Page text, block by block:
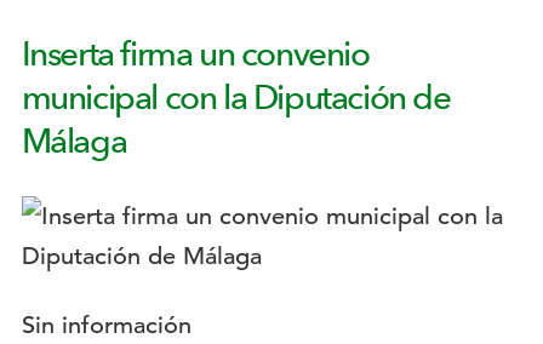
Inserta firma un convenio
municipal con la Diputación de
Málaga
Logotipo:
Descripción:
Sin información